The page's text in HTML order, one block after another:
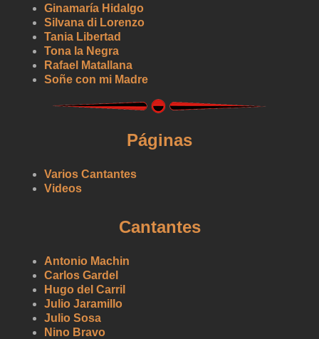
Ginamaría Hidalgo
Silvana di Lorenzo
Tania Libertad
Tona la Negra
Rafael Matallana
Soñe con mi Madre
Páginas
Varios Cantantes
Videos
Cantantes
Antonio Machin
Carlos Gardel
Hugo del Carril
Julio Jaramillo
Julio Sosa
Nino Bravo